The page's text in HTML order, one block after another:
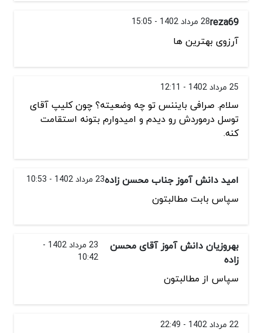
reza6928 مرداد 1402 - 15:05
آرزوی بهترین ها
25 مرداد 1402 - 12:11
سلام. صرافی بایننس تو چه وضعیته؟ چون کلیپ آقای
توسل درموردش رو دیدم و امیدوارم بتونه استقامت
کنه.
امید دانش آموز جناب محسن زاده23 مرداد 1402 - 10:53
سپاس بابت مطالبتون
بهروزیان دانش آموز آقای محسن
زاده
23 مرداد 1402 -
10:42
سپاس از مطالبتون
22 مرداد 1402 - 22:49